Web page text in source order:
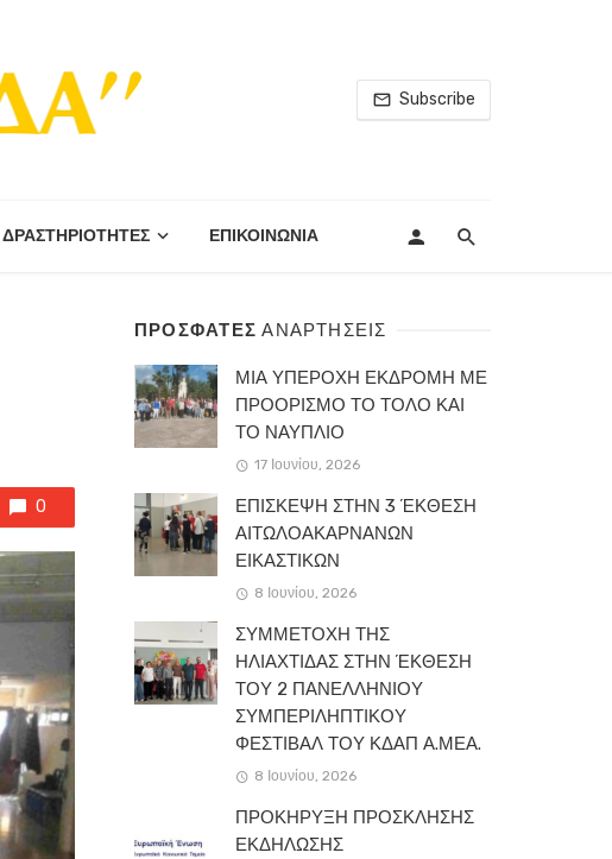
Subscribe
ΔΡΑΣΤΗΡΙΟΤΗΤΕΣ ΕΠΙΚΟΙΝΩΝΙΑ
0
ΠΡΟΣΦΑΤΕΣΑΝΑΡΤΗΣΕΙΣ
ΜΙΑ ΥΠΕΡΟΧΗ ΕΚΔΡΟΜΗ ΜΕ
ΠΡΟΟΡΙΣΜΟ ΤΟ ΤΟΛΟ ΚΑΙ
ΤΟ ΝΑΥΠΛΙΟ
17 Ιουνίου, 2026
ΕΠΙΣΚΕΨΗ ΣΤΗΝ 3 ΈΚΘΕΣΗ
ΑΙΤΩΛΟΑΚΑΡΝΑΝΩΝ
ΕΙΚΑΣΤΙΚΩΝ
8 Ιουνίου, 2026
ΣΥΜΜΕΤΟΧΗ ΤΗΣ
ΗΛΙΑΧΤΙΔΑΣ ΣΤΗΝ ΈΚΘΕΣΗ
ΤΟΥ 2 ΠΑΝΕΛΛΗΝΙΟΥ
ΣΥΜΠΕΡΙΛΗΠΤΙΚΟΥ
ΦΕΣΤΙΒΑΛ ΤΟΥ ΚΔΑΠ Α.ΜΕΑ.
8 Ιουνίου, 2026
ΠΡΟΚΗΡΥΞΗ ΠΡΟΣΚΛΗΣΗΣ
ΕΚΔΗΛΩΣΗΣ